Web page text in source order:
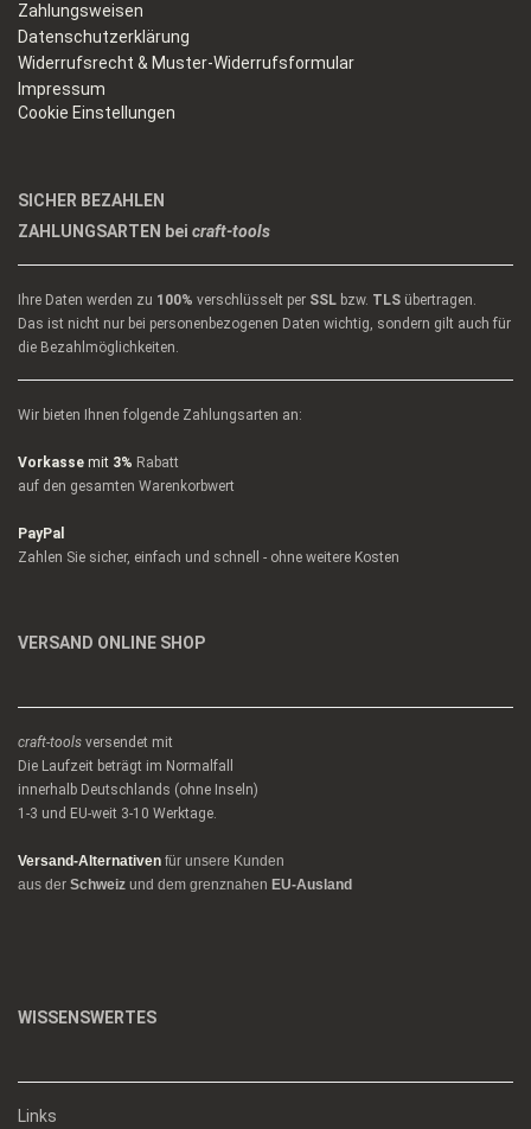
Zahlungsweisen
Datenschutzerklärung
Widerrufsrecht & Muster-Widerrufsformular
Impressum
Cookie Einstellungen
SICHER BEZAHLEN
ZAHLUNGSARTEN bei craft-tools
Ihre Daten werden zu 100% verschlüsselt per SSL bzw. TLS übertragen.
Das ist nicht nur bei personenbezogenen Daten wichtig, sondern gilt auch für
die Bezahlmöglichkeiten.
Wir bieten Ihnen folgende Zahlungsarten an:
Vorkasse mit 3% Rabatt
auf den gesamten Warenkorbwert
PayPal
Zahlen Sie sicher, einfach und schnell - ohne weitere Kosten
VERSAND ONLINE SHOP
craft-tools versendet mit
Die Laufzeit beträgt im Normalfall
innerhalb Deutschlands (ohne Inseln)
1-3 und EU-weit 3-10 Werktage.
Versand-Alternativen für unsere Kunden
aus der Schweiz und dem grenznahen EU-Ausland
WISSENSWERTES
Links